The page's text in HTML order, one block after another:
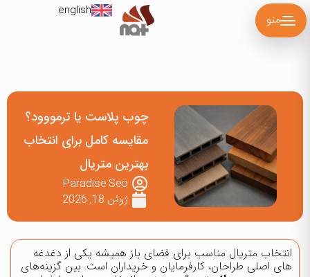
منو
english
چوب پلاست یا ترمووود؟
مقایسه کامل برای انتخاب
بهترین متریال
Paradise Seo
ژوئن 18, 2026
انتخاب متریال مناسب برای فضای باز همیشه یکی از دغدغه
های اصلی طراحان، کارفرمایان و خریداران است. بین گزینه‌های